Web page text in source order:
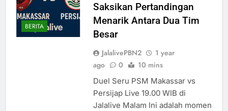
BERITA
Saksikan Pertandingan
Menarik Antara Dua Tim
Besar
JalalivePBN2
1 year
ago
0 10 mins
Duel Seru PSM Makassar vs
Persijap Live 19.00 WIB di
Jalalive Malam Ini adalah momen